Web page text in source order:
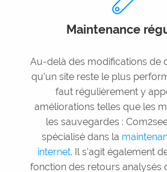
Maintenance
Au-delà des modifications de
qu’un site reste le plus
faut régulièrement y
améliorations telles que les
les sauvegardes :
spécialisé dans la
internet. Il s’agit également
fonction des retours analysés